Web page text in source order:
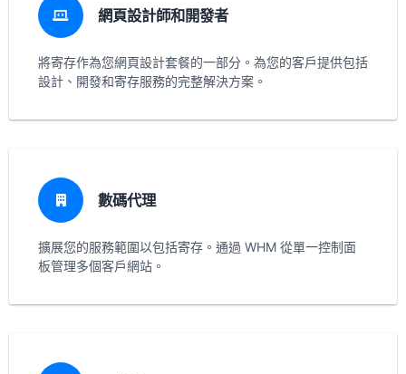
網頁設計師和開發者
將寄存作為您網頁設計套餐的一部分。為您的客戶提供包括
設計、開發和寄存服務的完整解決方案。
數碼代理
擴展您的服務範圍以包括寄存。通過 WHM 從單一控制面
板管理多個客戶網站。